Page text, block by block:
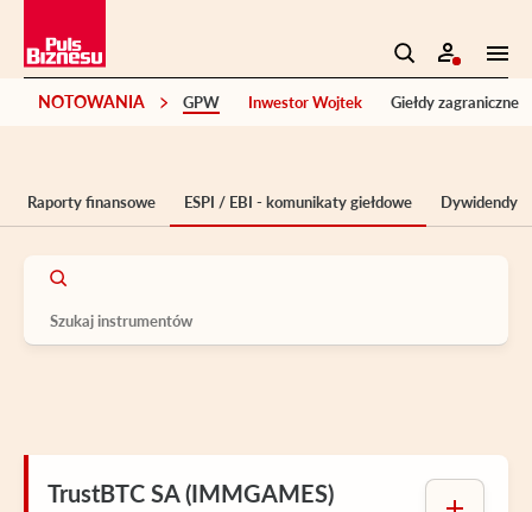
NOTOWANIA GPW Inwestor Wojtek Giełdy zagraniczne
Raporty finansowe ESPI / EBI - komunikaty giełdowe Dywidendy
TrustBTC SA (IMMGAMES)